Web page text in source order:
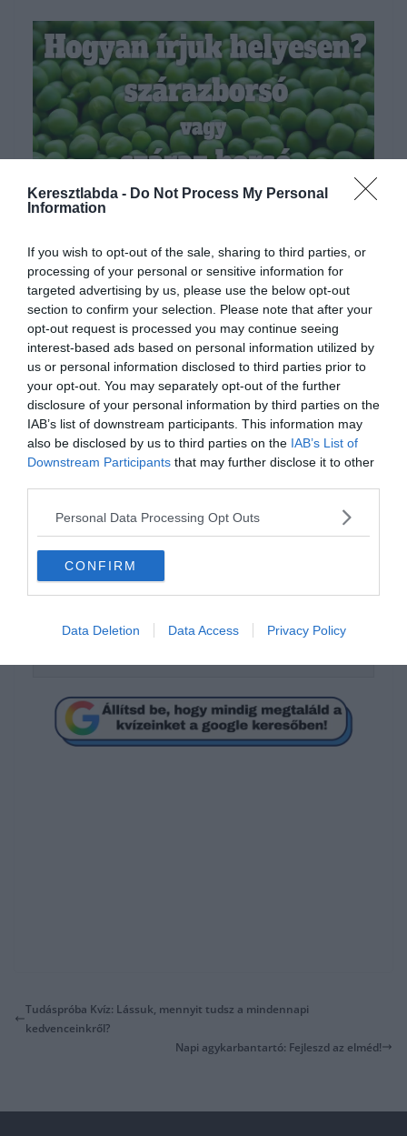
Keresztlabda - Do Not Process My Personal
Information
If you wish to opt-out of the sale, sharing to third parties, or
processing of your personal or sensitive information for
targeted advertising by us, please use the below opt-out
section to confirm your selection. Please note that after your
opt-out request is processed you may continue seeing
interest-based ads based on personal information utilized by
us or personal information disclosed to third parties prior to
your opt-out. You may separately opt-out of the further
disclosure of your personal information by third parties on the
IAB’s list of downstream participants. This information may
also be disclosed by us to third parties on the IAB’s List of
Downstream Participants that may further disclose it to other
Personal Data Processing Opt Outs
CONFIRM
Data Deletion Data Access Privacy Policy
Tudod hogyan írjuk
helyesen?
száraz borsó
Tudáspróba Kvíz: Lássuk, mennyit tudsz a mindennapi
kedvenceinkről?
Napi agykarbantartó: Fejleszd az elméd!